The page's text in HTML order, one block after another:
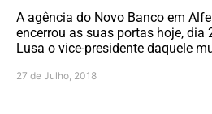
A agência do Novo Banco em
encerrou as suas portas hoje, dia
Lusa o vice-presidente daquele
27 de Julho, 2018